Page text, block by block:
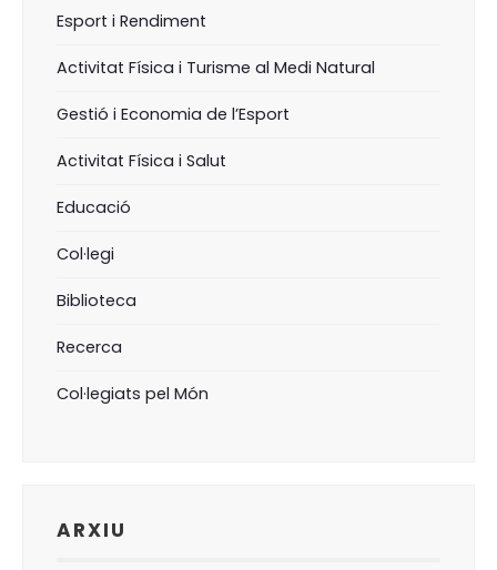
Esport i Rendiment
Activitat Física i Turisme al Medi Natural
Gestió i Economia de l’Esport
Activitat Física i Salut
Educació
Col·legi
Biblioteca
Recerca
Col·legiats pel Món
ARXIU